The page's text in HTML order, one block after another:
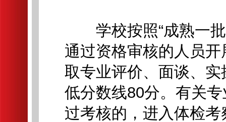
学校按照“成熟一批
通过资格审核的人员
取专业评价、面谈、
低分数线80分。有关
过考核的，进入体检